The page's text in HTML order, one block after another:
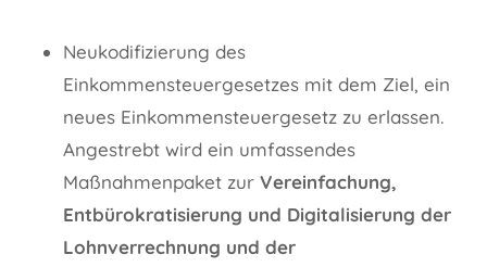
Neukodifizierung des
Einkommensteuergesetzes mit dem Ziel, ein
neues Einkommensteuergesetz zu erlassen.
Angestrebt wird ein umfassendes
Maßnahmenpaket zur Vereinfachung,
Entbürokratisierung und Digitalisierung der
Lohnverrechnung und der